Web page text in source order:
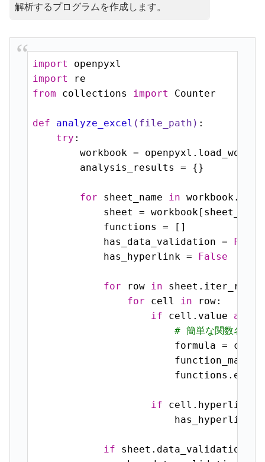
解析するプログラムを作成します。
import
import
from collections import Counter
def analyze_excel (file_path) :
try :
workbook =
        analysis_results = {}
for sheet_name in
sheet =
            functions = []
            has_data_validation =
False
            has_hyperlink =
False
for row in
for cell in row:
if cell.value and
# 簡単な関数名の抽
formula =
if cell.hyperlink:
has_hyperlink
if sheet.data_validations: